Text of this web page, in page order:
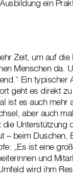
ein
Zeit, um auf
Menschen da.
Ein typischer
geht es direkt
ist es auch mehr
aber auch
Unterstützung
– beim Duschen,
„Es ist eine
und
wird ihm